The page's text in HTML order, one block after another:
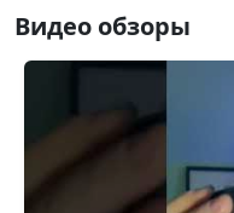
Видео обзоры